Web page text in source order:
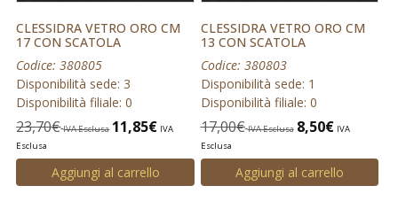
CLESSIDRA VETRO ORO CM
17 CON SCATOLA
Codice: 380805
Disponibilità sede: 3
Disponibilità filiale: 0
23,70€ IVA Esclusa 11,85€ IVA
Esclusa
Aggiungi al carrello
CLESSIDRA VETRO ORO CM
13 CON SCATOLA
Codice: 380803
Disponibilità sede: 1
Disponibilità filiale: 0
17,00€ IVA Esclusa 8,50€ IVA
Esclusa
Aggiungi al carrello